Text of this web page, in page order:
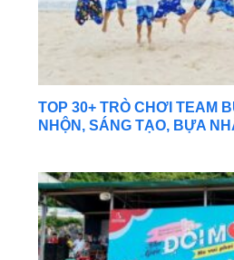
TOP 30+ TRÒ CHƠI TEAM
NHỘN, SÁNG TẠO, BỰA